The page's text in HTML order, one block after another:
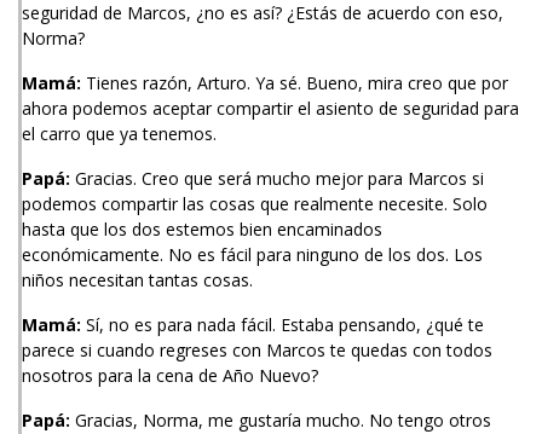
seguridad de Marcos, ¿no es así? ¿Estás de acuerdo con eso,
Norma?
Mamá: Tienes razón, Arturo. Ya sé. Bueno, mira creo que por
ahora podemos aceptar compartir el asiento de seguridad para
el carro que ya tenemos.
Papá: Gracias. Creo que será mucho mejor para Marcos si
podemos compartir las cosas que realmente necesite. Solo
hasta que los dos estemos bien encaminados
económicamente. No es fácil para ninguno de los dos. Los
niños necesitan tantas cosas.
Mamá: Sí, no es para nada fácil. Estaba pensando, ¿qué te
parece si cuando regreses con Marcos te quedas con todos
nosotros para la cena de Año Nuevo?
Papá: Gracias, Norma, me gustaría mucho. No tengo otros